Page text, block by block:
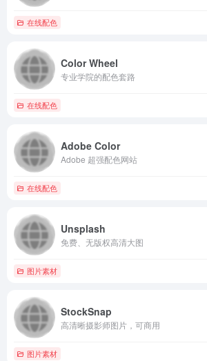
在线配色
Color Wheel
专业学院的配色套路
在线配色
Adobe Color
Adobe 超强配色网站
在线配色
Unsplash
免费、无版权高清大图
图片素材
StockSnap
高清晰摄影师图片，可商用
图片素材